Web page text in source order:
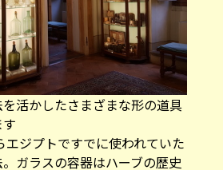
活かしたさまざまな形の道具
ジプトですでに使われていた
ガラスの容器はハーブの歴史